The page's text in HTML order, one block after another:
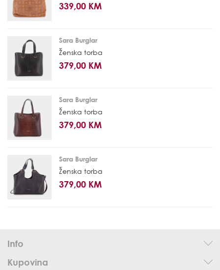
339,00 KM
Sara Burglar
Ženska torba
379,00 KM
Sara Burglar
Ženska torba
379,00 KM
Sara Burglar
Ženska torba
379,00 KM
Info
Kupovina